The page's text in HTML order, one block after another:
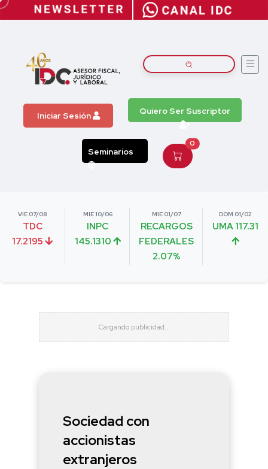
Iniciar Sesión Quiero Ser Suscriptor
Seminarios
0
VIE 07/08
TDC
17.2195
MIE 10/06
INPC
145.1310
MIE 01/07
RECARGOS
FEDERALES
2.07%
DOM 01/02
UMA 117.31
Sociedad con
accionistas
extranjeros